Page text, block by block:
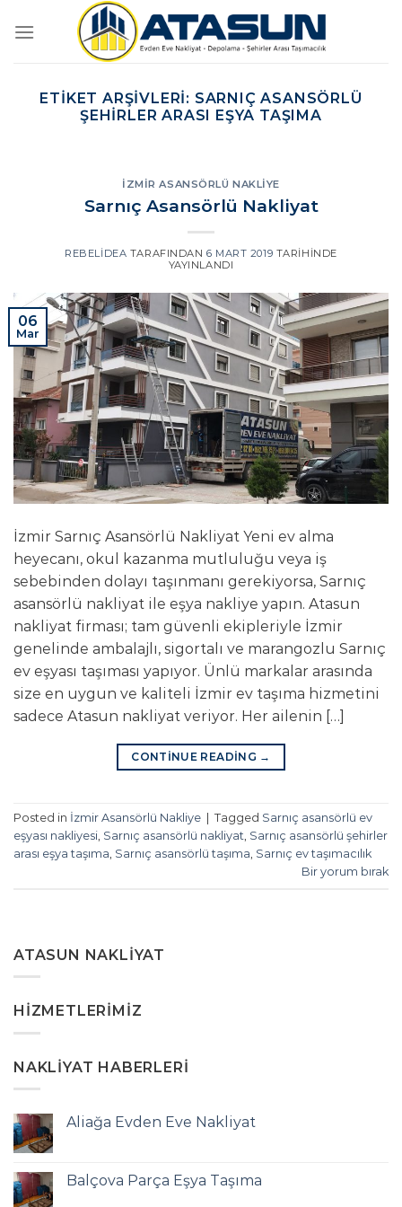
atla
ETIKET ARŞIVLERI: SARNIÇ ASANSÖRLÜ
ŞEHIRLER ARASI EŞYA TAŞIMA
İZMIR ASANSÖRLÜ NAKLIYE
Sarnıç Asansörlü Nakliyat
REBELIDEA TARAFINDAN 6 MART 2019 TARIHINDE
YAYINLANDI
06
Mar
İzmir Sarnıç Asansörlü Nakliyat Yeni ev alma
heyecanı, okul kazanma mutluluğu veya iş
sebebinden dolayı taşınmanı gerekiyorsa, Sarnıç
asansörlü nakliyat ile eşya nakliye yapın. Atasun
nakliyat firması; tam güvenli ekipleriyle İzmir
genelinde ambalajlı, sigortalı ve marangozlu Sarnıç
ev eşyası taşıması yapıyor. Ünlü markalar arasında
size en uygun ve kaliteli İzmir ev taşıma hizmetini
sadece Atasun nakliyat veriyor. Her ailenin […]
CONTINUE READING →
Posted in İzmir Asansörlü Nakliye Tagged Sarnıç asansörlü ev
eşyası nakliyesi, Sarnıç asansörlü nakliyat, Sarnıç asansörlü şehirler
arası eşya taşıma, Sarnıç asansörlü taşıma, Sarnıç ev taşımacılık
Bir yorum bırak
ATASUN NAKLIYAT
HIZMETLERIMIZ
NAKLIYAT HABERLERI
Aliağa Evden Eve Nakliyat
Balçova Parça Eşya Taşıma